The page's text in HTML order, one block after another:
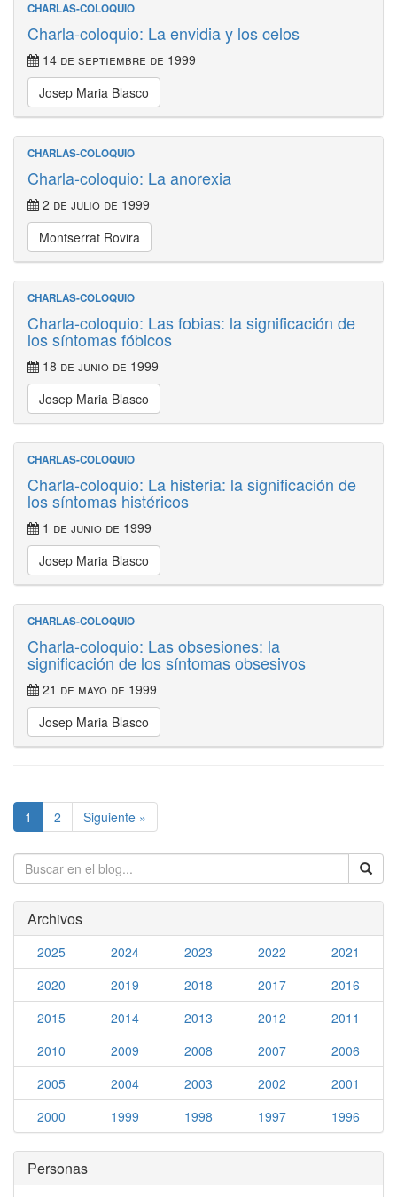
CHARLAS-COLOQUIO
Charla-coloquio: La envidia y los celos
14 de septiembre de 1999
Josep Maria Blasco
CHARLAS-COLOQUIO
Charla-coloquio: La anorexia
2 de julio de 1999
Montserrat Rovira
CHARLAS-COLOQUIO
Charla-coloquio: Las fobias: la significación de
los síntomas fóbicos
18 de junio de 1999
Josep Maria Blasco
CHARLAS-COLOQUIO
Charla-coloquio: La histeria: la significación de
los síntomas histéricos
1 de junio de 1999
Josep Maria Blasco
CHARLAS-COLOQUIO
Charla-coloquio: Las obsesiones: la
significación de los síntomas obsesivos
21 de mayo de 1999
Josep Maria Blasco
1 2 Siguiente »
Archivos
2025 2024 2023 2022
2021
2020
2019 2018 2017
2016
2015
2014 2013 2012
2011
2010
2009 2008 2007
2006
2005
2004 2003 2002
2001
2000
1999 1998 1997 1996
Personas